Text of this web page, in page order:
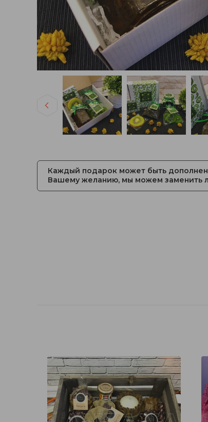
Каждый подарок может быть
Вашему желанию, мы можем заменить